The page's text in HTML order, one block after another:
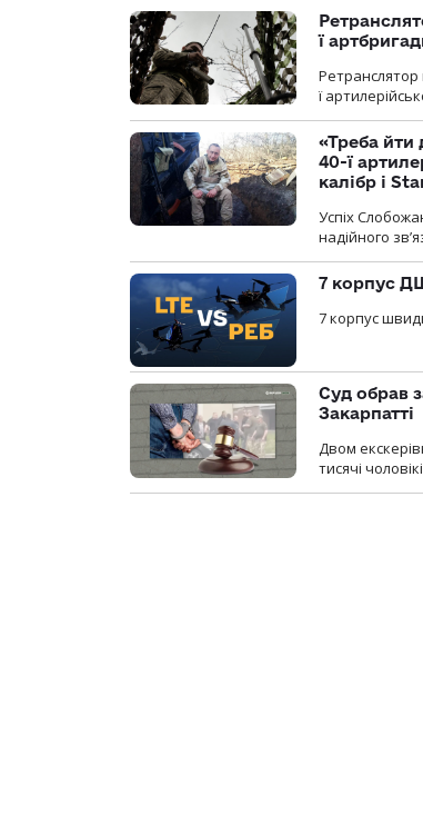
ї
Ретранслятор
ї
«Треба йти
40-ї
калібр і
Успіх
надійного
7 корпус
7 корпус
Суд обрав
Закарпатті
Двом
тисячі